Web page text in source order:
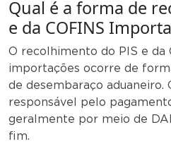
Qual é a forma de
e da COFINS
O recolhimento do PIS e da
importações ocorre de
de desembaraço aduaneiro.
responsável pelo
geralmente por meio de
fim.